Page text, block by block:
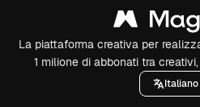
La piattaforma creativa per
1 milione di abbonati tra
Italiano